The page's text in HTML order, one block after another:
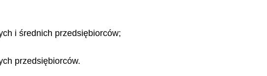
i średnich przedsiębiorców;
przedsiębiorców.